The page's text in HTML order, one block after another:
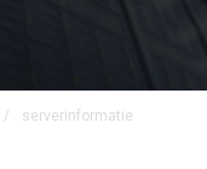
/ serverinformatie